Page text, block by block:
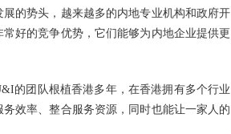
的势头，越来越多的内地专业机构和政府开
好的竞争优势，它们能够为内地企业提供更
的团队根植香港多年，在香港拥有多个行业
效率、整合服务资源，同时也能让一家人的